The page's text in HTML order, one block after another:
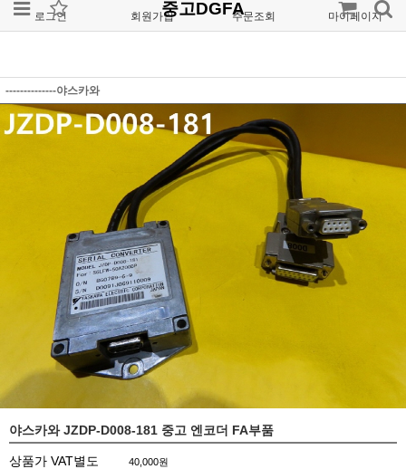
로그인 회원가입 주문조회 마이페이지
중고DGFA
--------------야스카와
야스카와 JZDP-D008-181 중고 엔코더 FA부품
상품가 VAT별도 40,000원